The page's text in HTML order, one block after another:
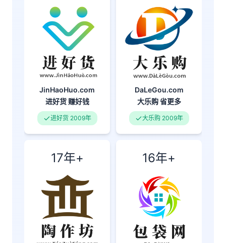
JinHaoHuo.com
进好货赚好钱
进好货 2009年
DaLeGou.com
大乐购省更多
大乐购 2009年
17年+ 16年+